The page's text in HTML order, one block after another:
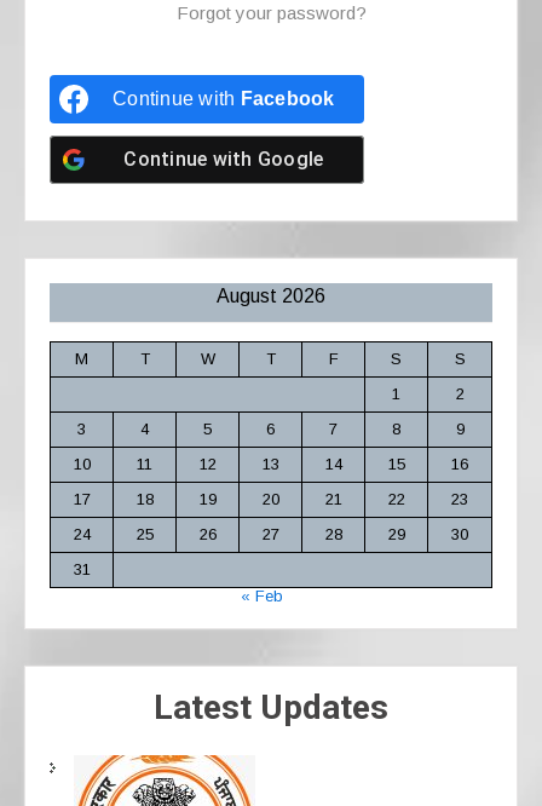
Forgot your password?
Continue with Facebook
Continue with Google
August 2026
M T W T F S
S
1
2
3
4 5 6 7 8
9
10
11 12 13 14 15
16
17
18 19 20 21 22
23
24
25 26 27 28 29
30
31
« Feb
Latest Updates